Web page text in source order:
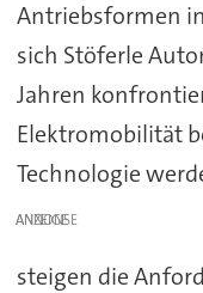
Antriebsformen
sich Stöferle
Jahren
Elektromobilität
Technologie
ANZEIGE
steigen die